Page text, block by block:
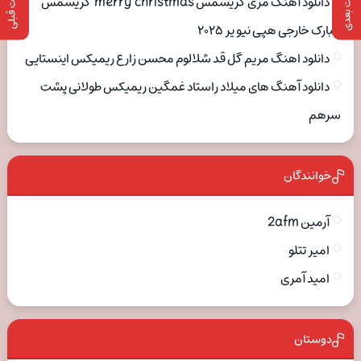
مبارک خارجی هپی نیو یر ۲۰۲۵
دانلود اهنگ مریم گل قد شلالوم محسن زارع ریمیکس اینستایی
دانلود آهنگ های میلاد راستاد غمگین ریمیکس طولانی پشت
سرهم
خوانندگان
آرمین 2afm
امیر تتلو
امید آمری
دوستان